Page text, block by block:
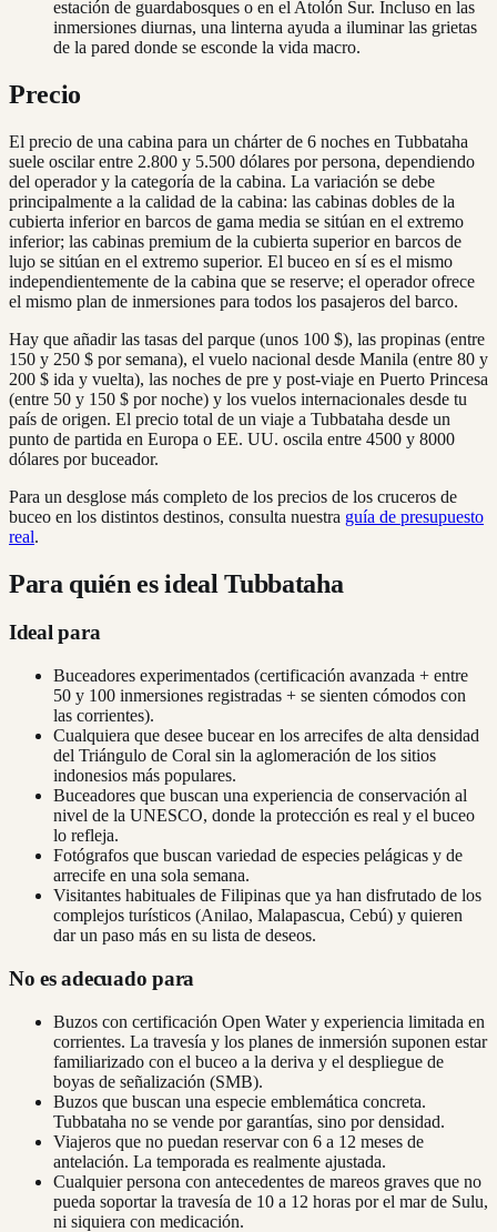
estación de guardabosques o en el Atolón Sur. Incluso en las
inmersiones diurnas, una linterna ayuda a iluminar las grietas
de la pared donde se esconde la vida macro.
Precio
El precio de una cabina para un chárter de 6 noches en Tubbataha
suele oscilar entre 2.800 y 5.500 dólares por persona, dependiendo
del operador y la categoría de la cabina. La variación se debe
principalmente a la calidad de la cabina: las cabinas dobles de la
cubierta inferior en barcos de gama media se sitúan en el extremo
inferior; las cabinas premium de la cubierta superior en barcos de
lujo se sitúan en el extremo superior. El buceo en sí es el mismo
independientemente de la cabina que se reserve; el operador ofrece
el mismo plan de inmersiones para todos los pasajeros del barco.
Hay que añadir las tasas del parque (unos 100 $), las propinas (entre
150 y 250 $ por semana), el vuelo nacional desde Manila (entre 80 y
200 $ ida y vuelta), las noches de pre y post-viaje en Puerto Princesa
(entre 50 y 150 $ por noche) y los vuelos internacionales desde tu
país de origen. El precio total de un viaje a Tubbataha desde un
punto de partida en Europa o EE. UU. oscila entre 4500 y 8000
dólares por buceador.
Para un desglose más completo de los precios de los cruceros de
buceo en los distintos destinos, consulta nuestra guía de presupuesto
real.
Para quién es ideal Tubbataha
Ideal para
Buceadores experimentados (certificación avanzada + entre
50 y 100 inmersiones registradas + se sienten cómodos con
las corrientes).
Cualquiera que desee bucear en los arrecifes de alta densidad
del Triángulo de Coral sin la aglomeración de los sitios
indonesios más populares.
Buceadores que buscan una experiencia de conservación al
nivel de la UNESCO, donde la protección es real y el buceo
lo refleja.
Fotógrafos que buscan variedad de especies pelágicas y de
arrecife en una sola semana.
Visitantes habituales de Filipinas que ya han disfrutado de los
complejos turísticos (Anilao, Malapascua, Cebú) y quieren
dar un paso más en su lista de deseos.
No es adecuado para
Buzos con certificación Open Water y experiencia limitada en
corrientes. La travesía y los planes de inmersión suponen estar
familiarizado con el buceo a la deriva y el despliegue de
boyas de señalización (SMB).
Buzos que buscan una especie emblemática concreta.
Tubbataha no se vende por garantías, sino por densidad.
Viajeros que no puedan reservar con 6 a 12 meses de
antelación. La temporada es realmente ajustada.
Cualquier persona con antecedentes de mareos graves que no
pueda soportar la travesía de 10 a 12 horas por el mar de Sulu,
ni siquiera con medicación.